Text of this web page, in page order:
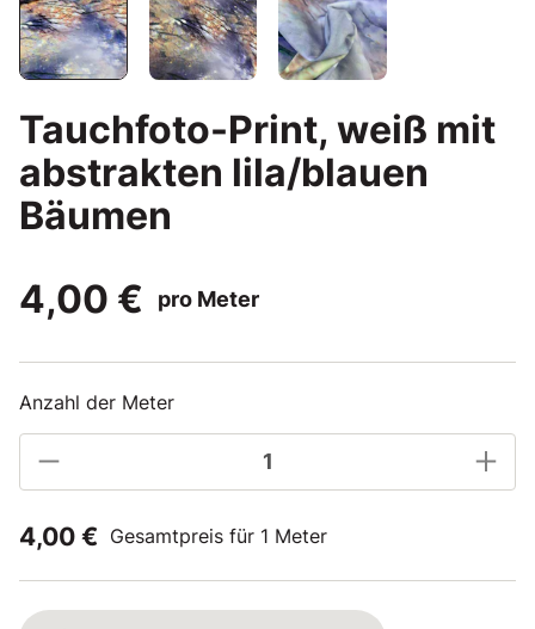
Tauchfoto-Print, weiß mit
abstrakten lila/blauen
Bäumen
4,00 €
pro Meter
Anzahl der Meter
4,00 € Gesamtpreis für 1 Meter